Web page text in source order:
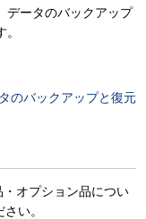
データのバックアップ
のバックアップと復元
オプション品につい
い。